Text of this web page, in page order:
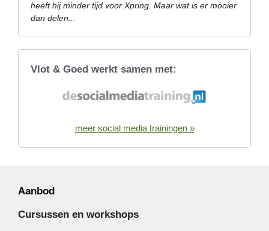
heeft hij minder tijd voor Xpring. Maar wat is er mooier
dan delen...
Vlot & Goed werkt samen met:
meer social media trainingen »
Aanbod
Cursussen en workshops